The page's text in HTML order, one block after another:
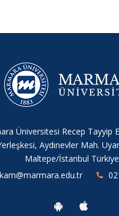
Üniversitesi Recep Tayyip
Aydınevler Mah.
Maltepe/İstanbul Türkiye